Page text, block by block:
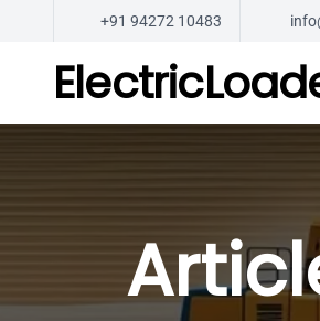
+91 94272 10483